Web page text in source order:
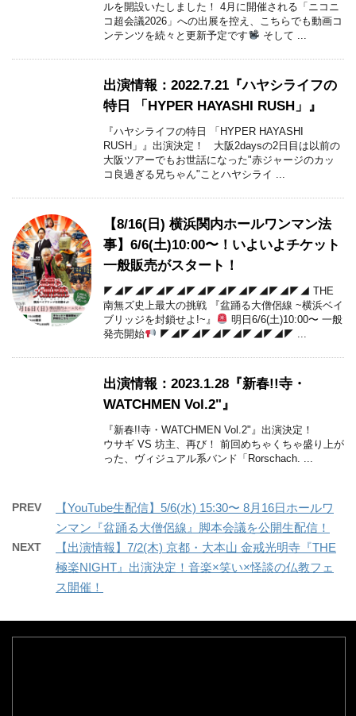
ルを開設いたしました！ 4月に開催される「ニコニ
コ超会議2026」への出展を控え、こちらでも動画コ
ンテンツを続々と更新予定です
そして ...
出演情報：2022.7.21『ハヤシライフの
特日 「HYPER HAYASHI RUSH」』
『ハヤシライフの特日 「HYPER HAYASHI
RUSH」』出演決定！ 大阪2daysの2日目は以前の
大阪ツアーでもお世話になった"赤ジャージのカッ
コ良過ぎる兄ちゃん"ことハヤシライ ...
【8/16(日) 横浜関内ホールワンマン法
事】6/6(土)10:00〜！いよいよチケット
一般販売がスタート！
◤◢◤◢◤◢◤◢◤◢◤◢◤◢◤◢◤◢◤◢ THE
南無ズ史上最大の挑戦 『盆踊る大僧侶線 ~横浜ベイ
ブリッジを封鎖せよ!~』
明日6/6(土)10:00〜 一般
発売開始
◤◢◤◢◤◢◤◢◤◢◤◢◤ ...
出演情報：2023.1.28『新春!!寺・
WATCHMEN Vol.2"』
『新春!!寺・WATCHMEN Vol.2"』出演決定！
ウサギ VS 坊主、再び！ 前回めちゃくちゃ盛り上が
った、ヴィジュアル系バンド「Rorschach. ...
PREV
【YouTube生配信】5/6(水) 15:30〜 8月16日ホールワ
ンマン『盆踊る大僧侶線』脚本会議を公開生配信！
NEXT
【出演情報】7/2(木) 京都・大本山 金戒光明寺『THE
極楽NIGHT』出演決定！音楽×笑い×怪談の仏教フェ
ス開催！